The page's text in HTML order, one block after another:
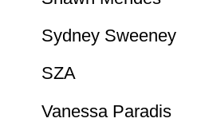
Sydney Sweeney
SZA
Vanessa Paradis